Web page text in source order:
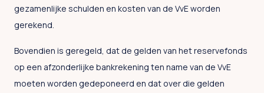
gezamenlijke schulden en kosten van de VvE worden
gerekend.
Bovendien is geregeld, dat de gelden van het reservefonds
op een afzonderlijke bankrekening ten name van de VvE
moeten worden gedeponeerd en dat over die gelden